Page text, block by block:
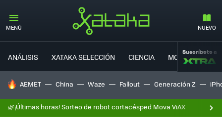
MENÚ NUEVO
ANÁLISIS XATAKA SELECCIÓN CIENCIA MOVILIDAD
Suscríbete a
HOY SE HABLA DE
AEMET China Waze Fallout Generación Z
🌿¡Últimas horas! Sorteo de robot cortacésped Mova ViAX